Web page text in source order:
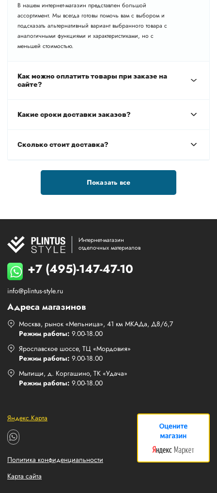
В нашем интернет-магазин представлен большой
ассортимент. Мы всегда готовы помочь вам с выбором и
подсказать альтернативный вариант выбранного товара с
аналогичными функциями и характеристиками, но с
меньшей стоимостью.
Как можно оплатить товары при заказе на
сайте?
Какие сроки доставки заказов?
Сколько стоит доставка?
Показать все
Интернет-магазин
отделочных материалов
+7 (495)-147-47-10
info@plintus-style.ru
Адреса магазинов
Москва, рынок «Мельница», 41 км МКАДа, Д8/6,7
Режим работы: 9.00-18.00
Ярославское шоссе, ТЦ «Мордовия»
Режим работы: 9.00-18.00
Мытищи, д. Коргашино, ТК «Удача»
Режим работы: 9.00-18.00
Яндекс.Карта
Политика конфиденциальности
Карта сайта